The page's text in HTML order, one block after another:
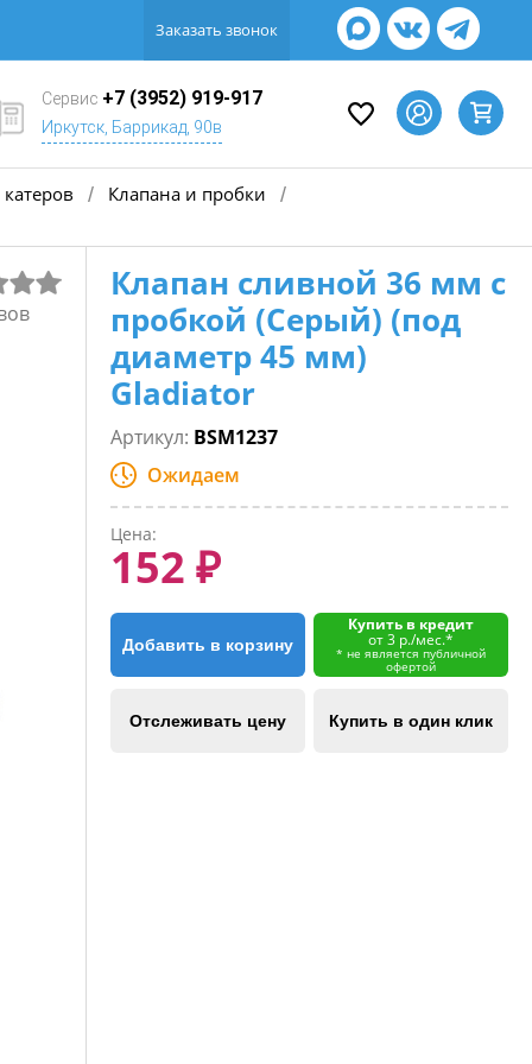
Заказать звонок
Сервис +7 (3952) 919-917
Иркутск, Баррикад, 90в
/ Клапана и пробки /
Клапан сливной 36 мм с
пробкой (Серый) (под
диаметр 45 мм)
Gladiator
Артикул: BSM1237
Ожидаем
Цена:
152 ₽
Добавить в корзину
Купить в кредит
от 3 р./мес.*
* не является публичной
офертой
Отслеживать цену Купить в один клик